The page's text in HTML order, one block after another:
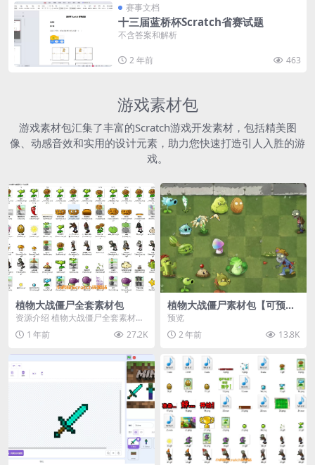
赛事文档
十三届蓝桥杯Scratch省赛试题
不含答案和解析
2 年前 463
游戏素材包
游戏素材包汇集了丰富的Scratch游戏开发素材，包括精美图
像、动感音效和实用的设计元素，助力您快速打造引人入胜的游
戏。
植物大战僵尸全套素材包
资源介绍 植物大战僵尸全套素材
包，包含227个丰富多样的素材，
涵盖角色、背景、动...
1 年前 27.2K
植物大战僵尸素材包【可预
览】
预览
2 年前
13.8K